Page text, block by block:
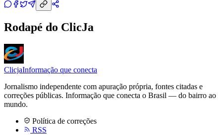
Rodapé do ClicJa
ClicjaInformação que conecta
Jornalismo independente com apuração própria, fontes citadas e
correções públicas. Informação que conecta o Brasil — do bairro ao
mundo.
Política de correções
RSS